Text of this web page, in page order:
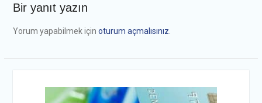
Bir yanıt yazın
Yorum yapabilmek için oturum açmalısınız